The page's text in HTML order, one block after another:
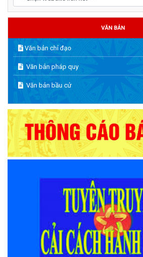
VĂN BẢN
Văn bản chỉ đạo
Văn bản pháp quy
Văn bản bầu cử